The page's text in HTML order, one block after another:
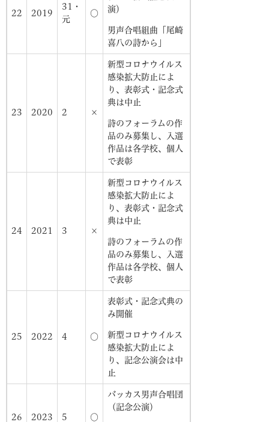
22 2019
31・
元
○
演）
男声合唱組曲「尾崎
喜八の詩から」
23 2020 2 ×
新型コロナウイルス
感染拡大防止によ
り、表彰式・記念式
典は中止
詩のフォーラムの作
品のみ募集し、入選
作品は各学校、個人
で表彰
24 2021 3 ×
新型コロナウイルス
感染拡大防止によ
り、表彰式・記念式
典は中止
詩のフォーラムの作
品のみ募集し、入選
作品は各学校、個人
で表彰
25 2022 4 ○
表彰式・記念式典の
み開催
新型コロナウイルス
感染拡大防止によ
り、記念公演会は中
止
26 2023 5 〇
バッカス男声合唱団
（記念公演）